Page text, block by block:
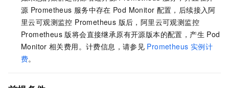
源 Prometheus 服务中存在 Pod Monitor 配置，后续接入阿
里云可观测监控 Prometheus 版后，阿里云可观测监控
Prometheus 版将会直接继承原有开源版本的配置，产生 Pod
Monitor 相关费用。 计费信息，请参见 Prometheus 实例计
费。